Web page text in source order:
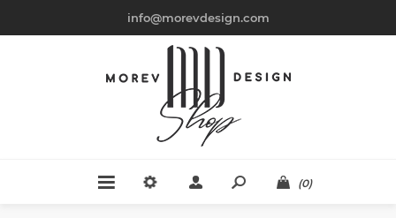
info@morevdesign.com
(0)